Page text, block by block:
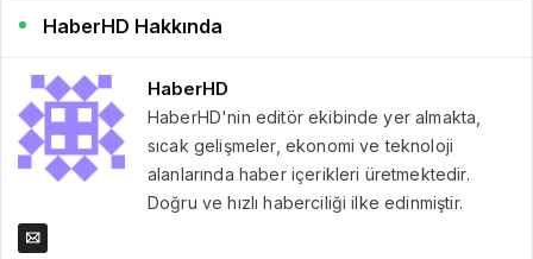
HaberHD Hakkında
HaberHD
HaberHD'nin editör ekibinde yer almakta,
sıcak gelişmeler, ekonomi ve teknoloji
alanlarında haber içerikleri üretmektedir.
Doğru ve hızlı haberciliği ilke edinmiştir.